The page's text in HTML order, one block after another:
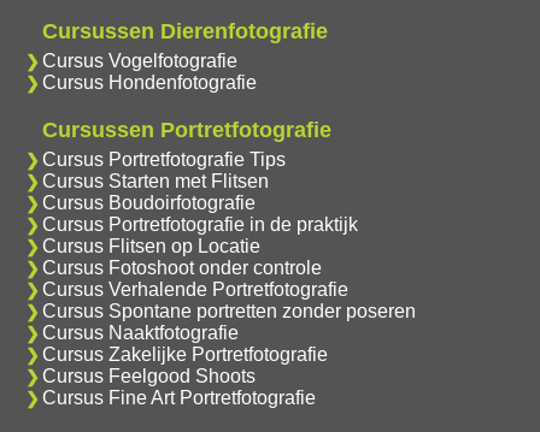
Cursussen Dierenfotografie
Cursus Vogelfotografie
Cursus Hondenfotografie
Cursussen Portretfotografie
Cursus Portretfotografie Tips
Cursus Starten met Flitsen
Cursus Boudoirfotografie
Cursus Portretfotografie in de praktijk
Cursus Flitsen op Locatie
Cursus Fotoshoot onder controle
Cursus Verhalende Portretfotografie
Cursus Spontane portretten zonder poseren
Cursus Naaktfotografie
Cursus Zakelijke Portretfotografie
Cursus Feelgood Shoots
Cursus Fine Art Portretfotografie